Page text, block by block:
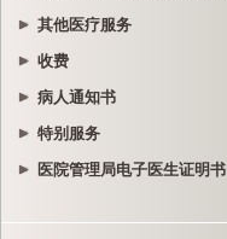
其他医疗服务
收费
病人通知书
特别服务
医院管理局电子医生证明书